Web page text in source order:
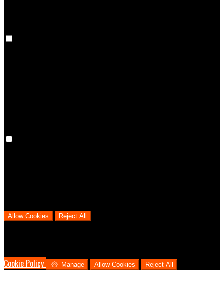
Allow Cookies Reject All
Cookie Policy
Manage Allow Cookies Reject All